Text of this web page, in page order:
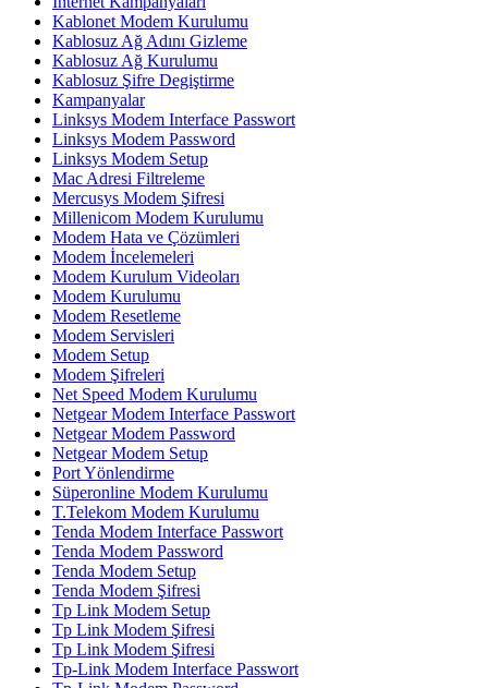
Kablonet Modem Kurulumu
Kablosuz Ağ Adını Gizleme
Kablosuz Ağ Kurulumu
Kablosuz Şifre Degiştirme
Kampanyalar
Linksys Modem Interface Passwort
Linksys Modem Password
Linksys Modem Setup
Mac Adresi Filtreleme
Mercusys Modem Şifresi
Millenicom Modem Kurulumu
Modem Hata ve Çözümleri
Modem İncelemeleri
Modem Kurulum Videoları
Modem Kurulumu
Modem Resetleme
Modem Servisleri
Modem Setup
Modem Şifreleri
Net Speed Modem Kurulumu
Netgear Modem Interface Passwort
Netgear Modem Password
Netgear Modem Setup
Port Yönlendirme
Süperonline Modem Kurulumu
T.Telekom Modem Kurulumu
Tenda Modem Interface Passwort
Tenda Modem Password
Tenda Modem Setup
Tenda Modem Şifresi
Tp Link Modem Setup
Tp Link Modem Şifresi
Tp Link Modem Şifresi
Tp-Link Modem Interface Passwort